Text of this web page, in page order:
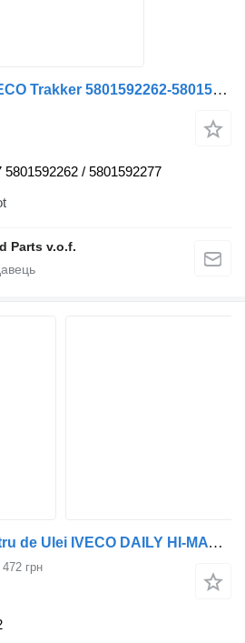
Фільтр масляний IVECO Trakker 5801592262-5801592277 Oliefilter+Huis Nieuw Stralis-Trak до тягача IVECO STRALIS
/ 5801592277
Parts v.o.f.
Фільтр масляний Filtru de Ulei IVECO DAILY HI-MATIC 42577152 до мікроавтобуса IVECO DAILY
грн